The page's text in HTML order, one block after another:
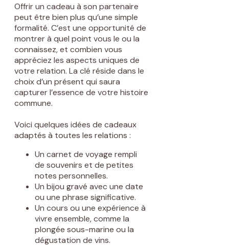
Offrir un cadeau à son partenaire
peut être bien plus qu’une simple
formalité. C’est une opportunité de
montrer à quel point vous le ou la
connaissez, et combien vous
appréciez les aspects uniques de
votre relation. La clé réside dans le
choix d’un présent qui saura
capturer l’essence de votre histoire
commune.
Voici quelques idées de cadeaux
adaptés à toutes les relations :
Un carnet de voyage rempli
de souvenirs et de petites
notes personnelles.
Un bijou gravé avec une date
ou une phrase significative.
Un cours ou une expérience à
vivre ensemble, comme la
plongée sous-marine ou la
dégustation de vins.